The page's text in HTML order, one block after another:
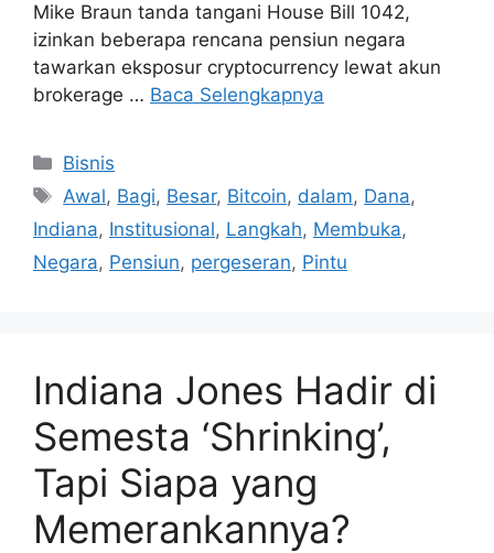
Mike Braun tanda tangani House Bill 1042,
izinkan beberapa rencana pensiun negara
tawarkan eksposur cryptocurrency lewat akun
brokerage … Baca Selengkapnya
Kategori
Bisnis
Tag
Awal, Bagi, Besar, Bitcoin, dalam, Dana,
Indiana, Institusional, Langkah, Membuka,
Negara, Pensiun, pergeseran, Pintu
Indiana Jones Hadir di
Semesta ‘Shrinking’,
Tapi Siapa yang
Memerankannya?